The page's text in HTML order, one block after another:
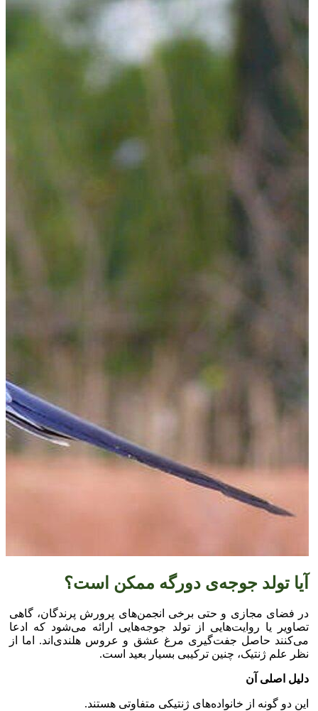
آیا تولد جوجه‌ی دورگه ممکن است؟
در فضای مجازی و حتی برخی انجمن‌های پرورش پرندگان، گاهی
تصاویر یا روایت‌هایی از تولد جوجه‌هایی ارائه می‌شود که ادعا
می‌کنند حاصل جفت‌گیری مرغ عشق و عروس هلندی‌اند. اما از
نظر علم ژنتیک، چنین ترکیبی بسیار بعید است.
دلیل اصلی آن
این دو گونه از خانواده‌های ژنتیکی متفاوتی هستند.